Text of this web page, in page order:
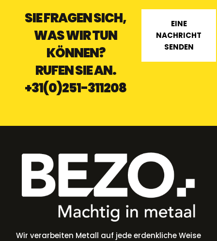
SIE FRAGEN SICH,
WAS WIR TUN
KÖNNEN?
RUFEN SIE AN.
+31(0)251-311208
EINE
NACHRICHT
SENDEN
Wir verarbeiten Metall auf jede erdenkliche Weise